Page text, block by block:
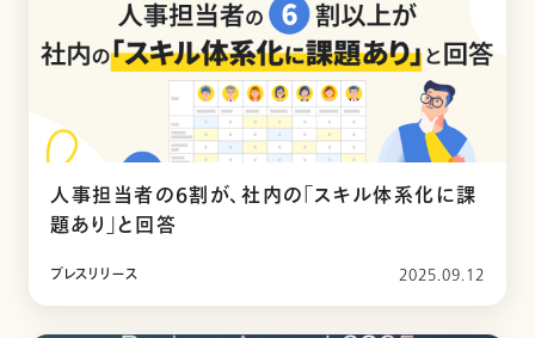
人事担当者の6割が、社内の「スキル体系化に課
題あり」と回答
プレスリリース 2025.09.12